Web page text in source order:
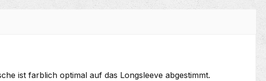
ist farblich optimal auf das Longsleeve abgestimmt.